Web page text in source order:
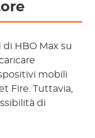
HBO Max su
mobili
Fire. Tuttavia,
di